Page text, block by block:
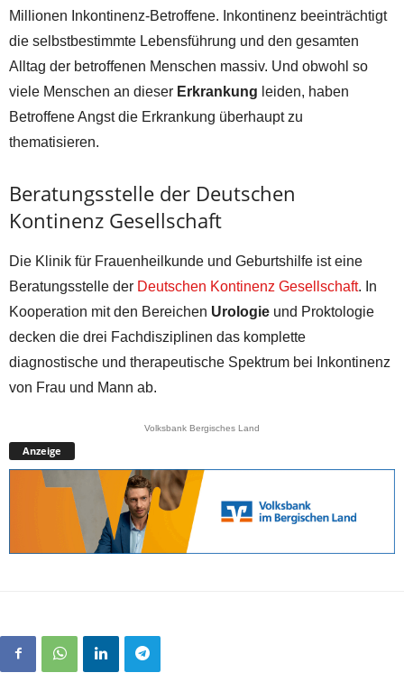
Millionen Inkontinenz-Betroffene. Inkontinenz beeinträchtigt
die selbstbestimmte Lebensführung und den gesamten
Alltag der betroffenen Menschen massiv. Und obwohl so
viele Menschen an dieser Erkrankung leiden, haben
Betroffene Angst die Erkrankung überhaupt zu
thematisieren.
Beratungsstelle der Deutschen
Kontinenz Gesellschaft
Die Klinik für Frauenheilkunde und Geburtshilfe ist eine
Beratungsstelle der Deutschen Kontinenz Gesellschaft. In
Kooperation mit den Bereichen Urologie und Proktologie
decken die drei Fachdisziplinen das komplette
diagnostische und therapeutische Spektrum bei Inkontinenz
von Frau und Mann ab.
Volksbank Bergisches Land
Anzeige